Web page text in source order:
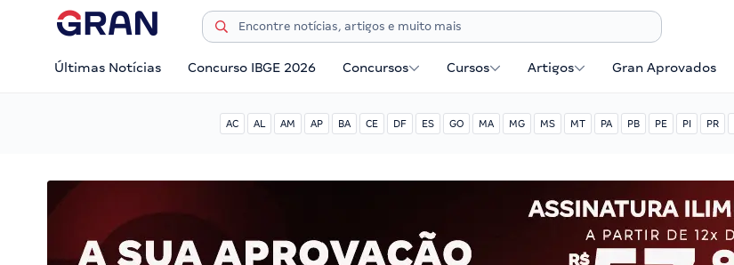
Últimas Notícias Concurso IBGE 2026 Concursos Cursos Artigos Gran Aprovados
AC AL AM AP BA CE DF ES GO MA MG MS MT PA PB PE PI PR